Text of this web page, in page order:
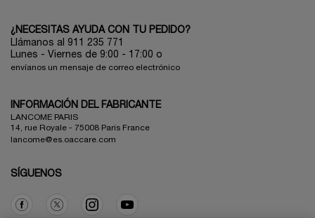
¿NECESITAS AYUDA CON TU PEDIDO?
Llámanos al 911 235 771
Lunes - Viernes de 9:00 - 17:00 o
envíanos un mensaje de correo electrónico
INFORMACIÓN DEL FABRICANTE
LANCOME PARIS
14, rue Royale - 75008 Paris France
lancome@es.oaccare.com
SÍGUENOS